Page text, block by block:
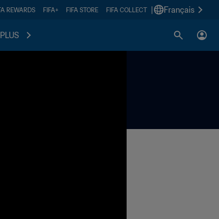
REWARDS FIFA+ FIFA STORE FIFA COLLECT Français
PLUS